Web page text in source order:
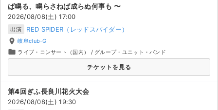
サイト情報
ば鳴る、鳴らさねば成らぬ何事も 〜
2026/08/08(土) 17:00
出演 RED SPIDER（レッドスパイダー）
place 岐阜club-G
folder ライブ・コンサート（国内） / グループ・ユニット・バンド
チケットを見る
第4回ぎふ長良川花火大会
2026/08/08(土) 19:30